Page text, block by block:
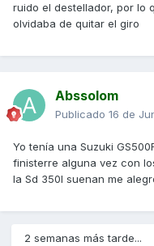
ruido el destellador, por lo
olvidaba de quitar el giro
Abssolom
Publicado 16 de
Yo tenía una Suzuki
finisterre alguna vez con
la Sd 350I suenan me
2 semanas más tarde...